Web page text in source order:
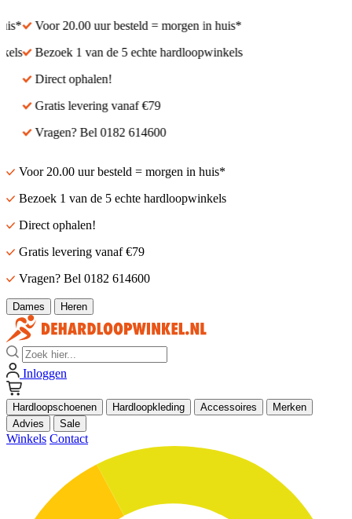
Voor 20.00 uur besteld = morgen in huis*
Bezoek 1 van de 5 echte hardloopwinkels
Direct ophalen!
Gratis levering vanaf €79
Vragen? Bel 0182 614600
Voor 20.00 uur besteld = morgen in huis*
Bezoek 1 van de 5 echte hardloopwinkels
Direct ophalen!
Gratis levering vanaf €79
Vragen? Bel 0182 614600
Dames Heren
Zoek
Inloggen
Hardloopschoenen Hardloopkleding Accessoires
Merken
Advies
Sale
Winkels Contact